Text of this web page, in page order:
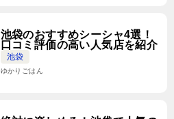
池袋のおすすめシーシャ4選！
口コミ評価の高い人気店を紹介
池袋
ゆかりごはん